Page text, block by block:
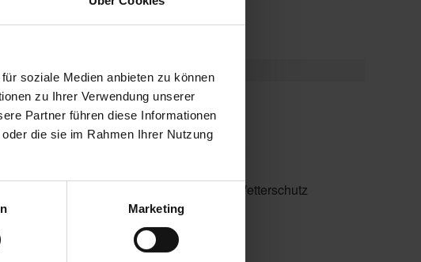
soziale Medien anbieten zu können
zu Ihrer Verwendung unserer
Partner führen diese Informationen
die sie im Rahmen Ihrer Nutzung
Marketing
ein- und ausgefahren werden.
senkrechten Verschattung
für einen seitlichen Sicht- und/oder Wetterschutz
Durchgangs